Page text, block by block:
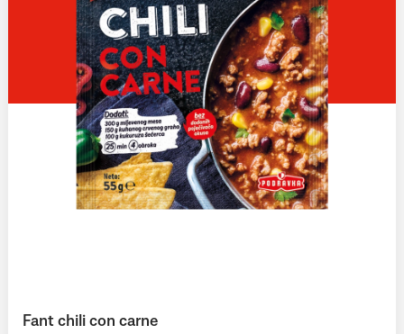
Fant chili con carne